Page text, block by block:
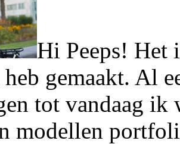
Hi Peeps! Het
gemaakt. Al
tot vandaag ik
modellen